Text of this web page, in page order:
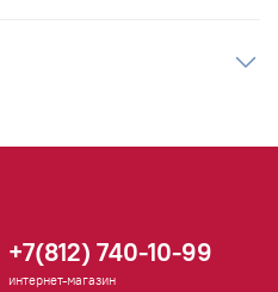
+7(812) 740-10-99
интернет-магазин